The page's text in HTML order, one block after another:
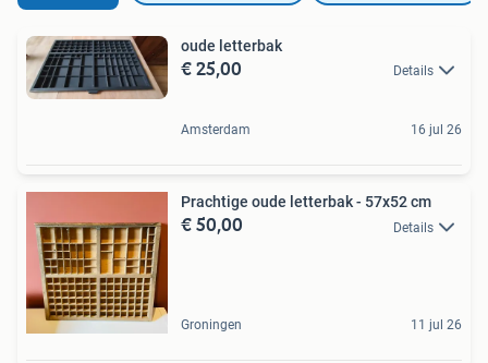
oude letterbak
€ 25,00 Details
Amsterdam 16 jul 26
Prachtige oude letterbak - 57x52 cm
€ 50,00 Details
Groningen 11 jul 26